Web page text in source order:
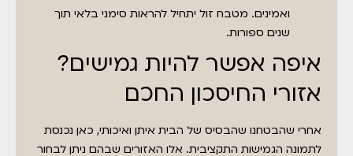
ואמינים. מטבח זול יתחיל להראות סימני בלאי תוך
שנים ספורות.
איפה אפשר להיות גמישים?
אזורי החיסכון החכם
אחרי שהבטחנו שהבסיס של הבית איתן ואיכותי, כאן נכנסת
לתמונה הגמישות התקציבית. אלו האזורים שבהם ניתן לבחור